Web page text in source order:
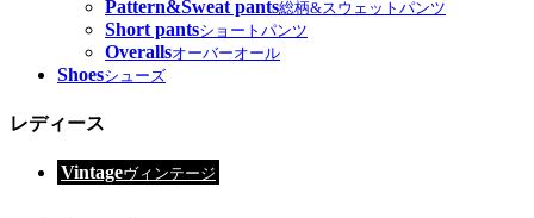
Pattern&Sweat pants総柄&スウェットパンツ
Short pantsショートパンツ
Overallsオーバーオール
Shoesシューズ
レディース
Vintageヴィンテージ